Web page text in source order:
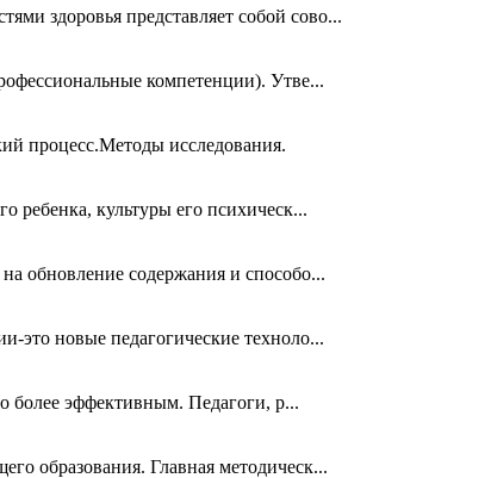
здоровья представляет собой сово...
компетенции). Утве...
процесс.Методы исследования.
ребенка, культуры его психическ...
обновление содержания и способо...
это новые педагогические техноло...
более эффективным. Педагоги, р...
образования. Главная методическ...